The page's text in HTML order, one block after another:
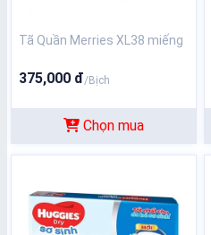
Tã Quần Merries XL38 miếng
375,000 đ/Bịch
Chọn mua